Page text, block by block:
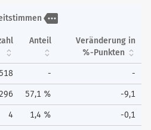
more
Anteil
Veränderung in
%-Punkten
518 - -
57,1 % -9,1
4 1,4 % -0,1